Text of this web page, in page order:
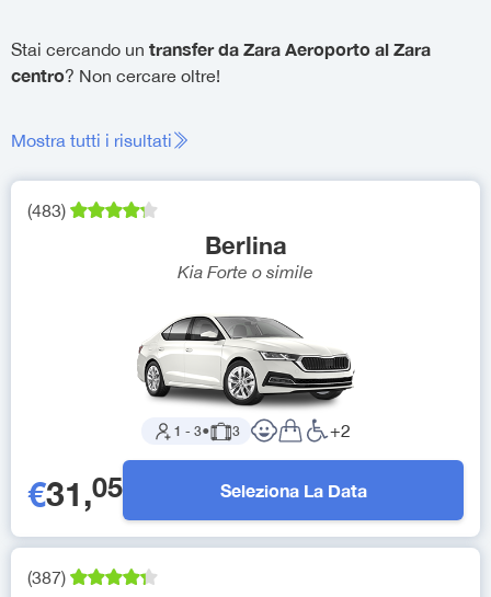
Stai cercando un transfer da Zara Aeroporto al Zara
centro? Non cercare oltre!
Mostra tutti i risultati
(483)
Berlina
Kia Forte o simile
1 - 3● 3 +2
€31,05 Seleziona La Data
(387)